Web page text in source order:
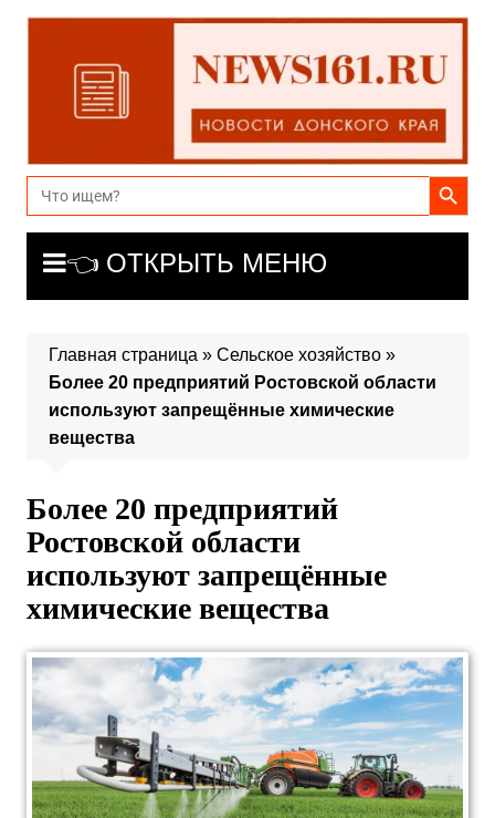
Перейти
содержимому
Search
for:
Search Button
👈 ОТКРЫТЬ МЕНЮ
Главная страница » Сельское хозяйство»
Более 20 предприятий Ростовской области
используют запрещённые химические
вещества
Более 20 предприятий
Ростовской области
используют запрещённые
химические вещества